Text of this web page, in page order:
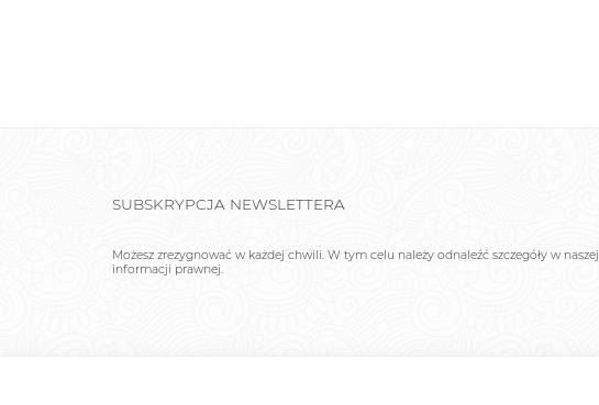
SUBSKRYPCJA NEWSLETTERA
Możesz zrezygnować w każdej chwili. W tym celu należy odnaleźć szczegóły w naszej
informacji prawnej.